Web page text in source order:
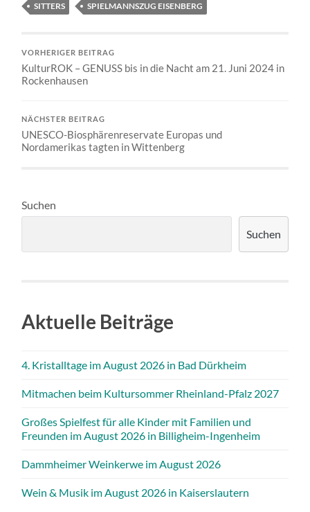
SITTERS
SPIELMANNSZUG EISENBERG
VORHERIGER BEITRAG
KulturROK – GENUSS bis in die Nacht am 21. Juni 2024 in
Rockenhausen
NÄCHSTER BEITRAG
UNESCO-Biosphärenreservate Europas und
Nordamerikas tagten in Wittenberg
Suchen
Suchen
Aktuelle Beiträge
4. Kristalltage im August 2026 in Bad Dürkheim
Mitmachen beim Kultursommer Rheinland-Pfalz 2027
Großes Spielfest für alle Kinder mit Familien und
Freunden im August 2026 in Billigheim-Ingenheim
Dammheimer Weinkerwe im August 2026
Wein & Musik im August 2026 in Kaiserslautern